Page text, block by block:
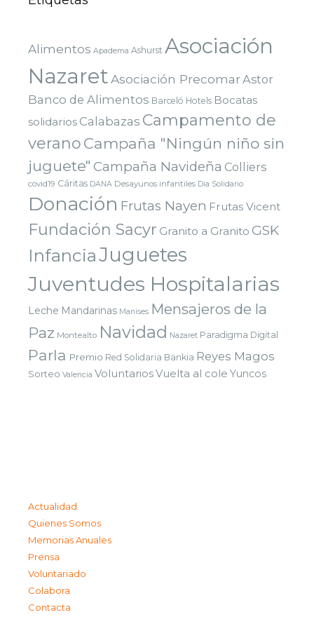
Alimentos Apadema Ashurst Asociación
NazaretAsociación PrecomarAstor
Banco de Alimentos Barceló Hotels Bocatas
solidarios Calabazas Campamento de
verano Campaña "Ningún niño sin
juguete" Campaña Navideña Colliers
covid19 Cáritas DANA Desayunos infantiles Dia Solidario
Donación Frutas Nayen Frutas Vicent
Fundación Sacyr Granito a Granito GSK
InfanciaJuguetes
Juventudes Hospitalarias
Leche Mandarinas Manises Mensajeros de la
Paz Montealto Navidad Nazaret Paradigma Digital
Parla Premio Red Solidaria Bankia Reyes Magos
Sorteo Valencia VoluntariosVuelta al cole Yuncos
Actualidad
Quienes Somos
Memorias Anuales
Prensa
Voluntariado
Colabora
Contacta